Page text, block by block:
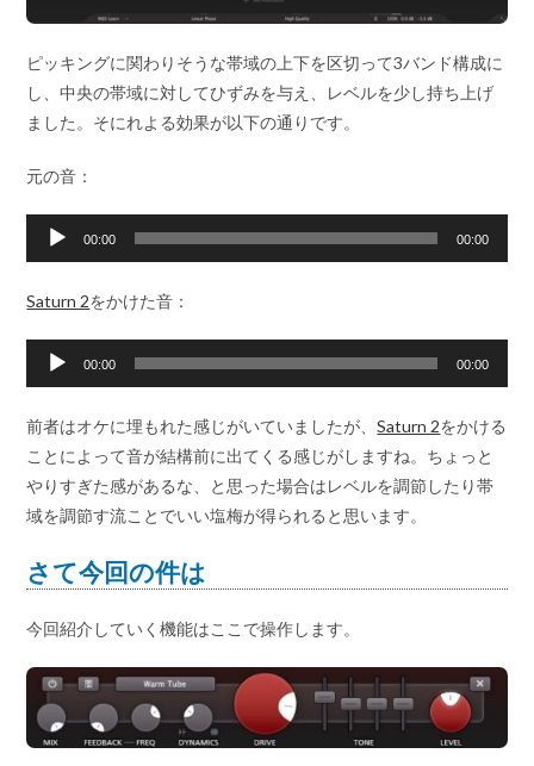
ピッキングに関わりそうな帯域の上下を区切って3バンド構成に
し、中央の帯域に対してひずみを与え、レベルを少し持ち上げ
ました。そにれよる効果が以下の通りです。
元の音：
声
00:00 00:00
Saturn 2をかけた音：
声
00:00 00:00
前者はオケに埋もれた感じがいていましたが、Saturn 2をかける
ことによって音が結構前に出てくる感じがしますね。ちょっと
やりすぎた感があるな、と思った場合はレベルを調節したり帯
域を調節す流ことでいい塩梅が得られると思います。
さて今回の件は
今回紹介していく機能はここで操作します。